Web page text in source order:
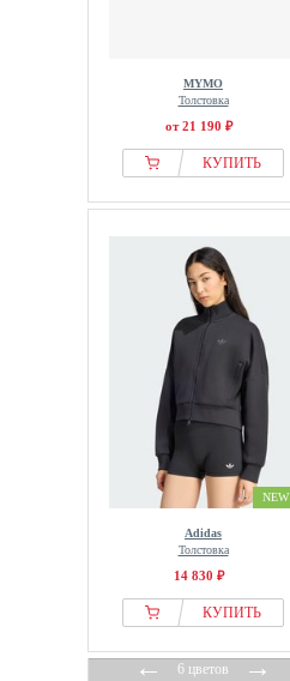
MYMO
Толстовка
от 21 190 ₽
КУПИТЬ
NEW
Adidas
Толстовка
14 830 ₽
КУПИТЬ
←6 цветов→